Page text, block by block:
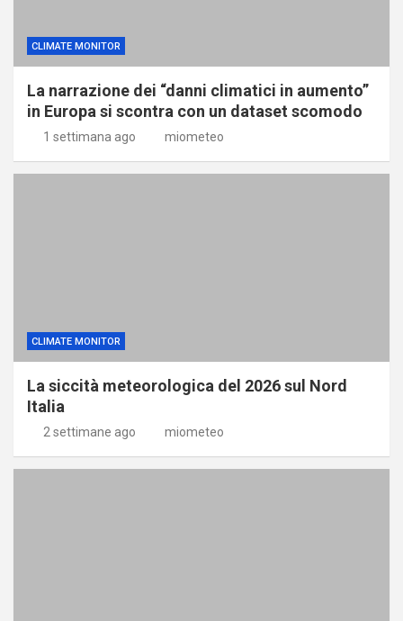
CLIMATE MONITOR
La narrazione dei “danni climatici in aumento”
in Europa si scontra con un dataset scomodo
1 settimana ago miometeo
CLIMATE MONITOR
La siccità meteorologica del 2026 sul Nord
Italia
2 settimane ago miometeo